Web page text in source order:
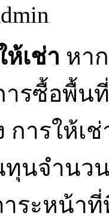
เช่า หา
รซื้อพื้น
การให้เ
ทุนจำน
ระหน้า